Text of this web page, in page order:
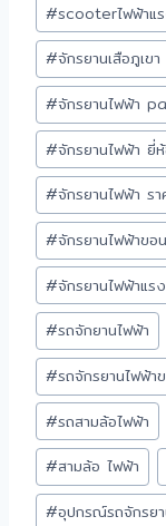
#scooterไฟฟ้าแ
#จักรยานเสือภูเขา
#จักรยานไฟฟ้า
#จักรยานไฟฟ้า ยี่
#จักรยานไฟฟ้า
#จักรยานไฟฟ้าขอ
#จักรยานไฟฟ้าแร
#รถจักยานไฟฟ้า
#รถจักรยานไฟฟ้า
#รถสามล้อไฟฟ้า
#สามล้อ ไฟฟ้า
#อุปกรณ์รถจักรย